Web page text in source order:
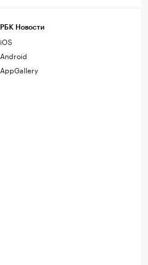
РБК Новости
iOS
Android
AppGallery